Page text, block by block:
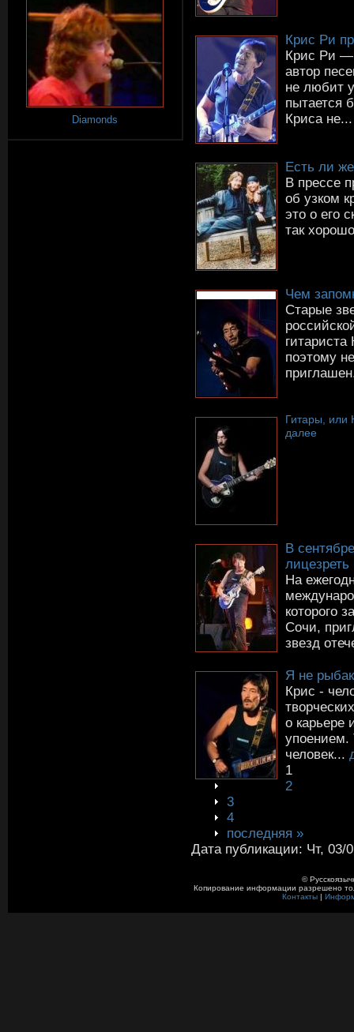
Diamonds
Крис Ри
Крис Ри —
автор
не любит
пытается
Криса не...
Есть ли
В прессе
об узком
это о его
так
Чем
Старые
поэтому
Гитары, или
далее
В
На
которого
Сочи,
звезд
Я не
Крис -
о карьере
упоением.
человек...
1
2
3
4
последняя »
Дата публикации: Чт, 03/
©
Копирование информации разрешено
Контакты|